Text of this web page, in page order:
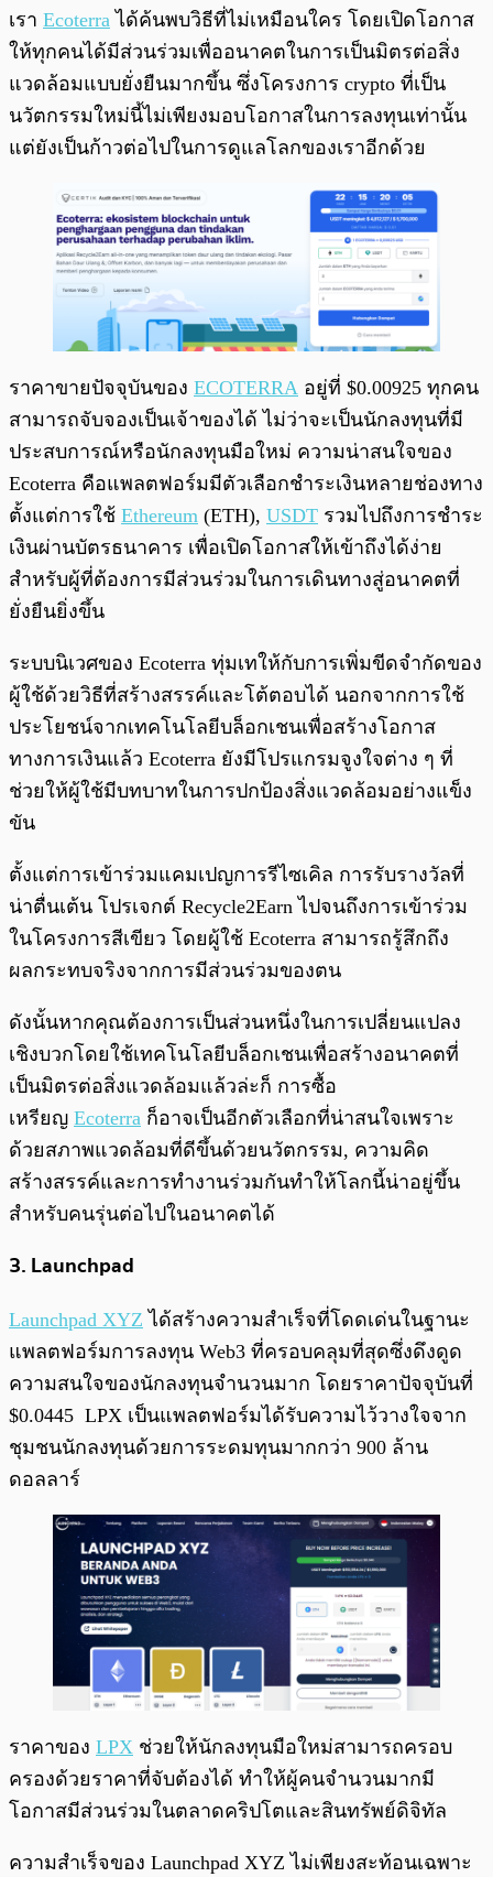
เรา Ecoterra ได้ค้นพบวิธีที่ไม่เหมือนใคร โดยเปิดโอกาส
ให้ทุกคนได้มีส่วนร่วมเพื่ออนาคตในการเป็นมิตรต่อสิ่ง
แวดล้อมแบบยั่งยืนมากขึ้น ซึ่งโครงการ crypto ที่เป็น
นวัตกรรมใหม่นี้ไม่เพียงมอบโอกาสในการลงทุนเท่านั้น
แต่ยังเป็นก้าวต่อไปในการดูแลโลกของเราอีกด้วย
ราคาขายปัจจุบันของ ECOTERRA อยู่ที่ $0.00925 ทุกคน
สามารถจับจองเป็นเจ้าของได้ ไม่ว่าจะเป็นนักลงทุนที่มี
ประสบการณ์หรือนักลงทุนมือใหม่ ความน่าสนใจของ
Ecoterra คือแพลตฟอร์มมีตัวเลือกชำระเงินหลายช่องทาง
ตั้งแต่การใช้ Ethereum (ETH), USDT รวมไปถึงการชำระ
เงินผ่านบัตรธนาคาร เพื่อเปิดโอกาสให้เข้าถึงได้ง่าย
สำหรับผู้ที่ต้องการมีส่วนร่วมในการเดินทางสู่อนาคตที่
ยั่งยืนยิ่งขึ้น
ระบบนิเวศของ Ecoterra ทุ่มเทให้กับการเพิ่มขีดจำกัดของ
ผู้ใช้ด้วยวิธีที่สร้างสรรค์และโต้ตอบได้ นอกจากการใช้
ประโยชน์จากเทคโนโลยีบล็อกเชนเพื่อสร้างโอกาส
ทางการเงินแล้ว Ecoterra ยังมีโปรแกรมจูงใจต่าง ๆ ที่
ช่วยให้ผู้ใช้มีบทบาทในการปกป้องสิ่งแวดล้อมอย่างแข็ง
ขัน
ตั้งแต่การเข้าร่วมแคมเปญการรีไซเคิล การรับรางวัลที่
น่าตื่นเต้น โปรเจกต์ Recycle2Earn ไปจนถึงการเข้าร่วม
ในโครงการสีเขียว โดยผู้ใช้ Ecoterra สามารถรู้สึกถึง
ผลกระทบจริงจากการมีส่วนร่วมของตน
ดังนั้นหากคุณต้องการเป็นส่วนหนึ่งในการเปลี่ยนแปลง
เชิงบวกโดยใช้เทคโนโลยีบล็อกเชนเพื่อสร้างอนาคตที่
เป็นมิตรต่อสิ่งแวดล้อมแล้วล่ะก็ การซื้อ
เหรียญ Ecoterra ก็อาจเป็นอีกตัวเลือกที่น่าสนใจเพราะ
ด้วยสภาพแวดล้อมที่ดีขึ้นด้วยนวัตกรรม, ความคิด
สร้างสรรค์และการทำงานร่วมกันทำให้โลกนี้น่าอยู่ขึ้น
สำหรับคนรุ่นต่อไปในอนาคตได้
3. Launchpad
Launchpad XYZ ได้สร้างความสำเร็จที่โดดเด่นในฐานะ
แพลตฟอร์มการลงทุน Web3 ที่ครอบคลุมที่สุดซึ่งดึงดูด
ความสนใจของนักลงทุนจำนวนมาก โดยราคาปัจจุบันที่
$0.0445 LPX เป็นแพลตฟอร์มได้รับความไว้วางใจจาก
ชุมชนนักลงทุนด้วยการระดมทุนมากกว่า 900 ล้าน
ดอลลาร์
ราคาของ LPX ช่วยให้นักลงทุนมือใหม่สามารถครอบ
ครองด้วยราคาที่จับต้องได้ ทำให้ผู้คนจำนวนมากมี
โอกาสมีส่วนร่วมในตลาดคริปโตและสินทรัพย์ดิจิทัล
ความสำเร็จของ Launchpad XYZ ไม่เพียงสะท้อนเฉพาะ